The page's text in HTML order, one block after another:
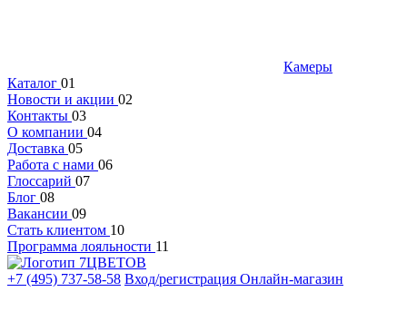
Камеры
Каталог 01
Новости и акции 02
Контакты 03
О компании 04
Доставка 05
Работа с нами 06
Глоссарий 07
Блог 08
Вакансии 09
Стать клиентом 10
Программа лояльности 11
+7 (495) 737-58-58 Вход/регистрация Онлайн-магазин